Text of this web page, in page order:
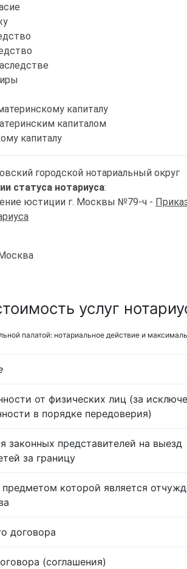
капиталу
капиталом
капиталу
городской нотариальный округ
статуса нотариуса:
юстиции г. Москвы №79-ч -
услуг
палатой: нотариальное действие и
от физических лиц (за
в порядке передоверия)
законных представителей на выезд
за границу
которой является
договора
(соглашения)